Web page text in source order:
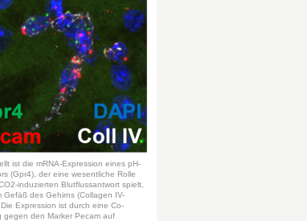
ist die mRNA-Expression eines pH-
(Gpr4), der eine wesentliche Rolle
induzierten Blutflussantwort spielt,
Gefäß des Gehirns (Collagen IV-
Expression ist durch eine Co-
gegen den Marker Pecam auf